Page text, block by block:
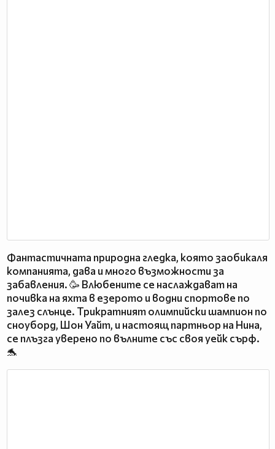
Фантастичната природна гледка, която заобикаля
компанията, дава и много възможности за
забавления. 🥳 Влюбените се наслаждават на
почивка на яхта в езерото и водни спортове по
залез слънце. Трикратният олимпийски шампион по
сноуборд, Шон Уайт, и настоящ партньор на Нина,
се плъзга уверено по вълните със своя уейк сърф.
🐬